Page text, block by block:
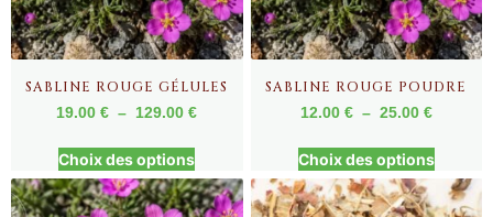
SABLINE ROUGE GÉLULES
19.00€ – 129.00€
Choix des options
SABLINE ROUGE POUDRE
12.00 € – 25.00 €
Choix des options